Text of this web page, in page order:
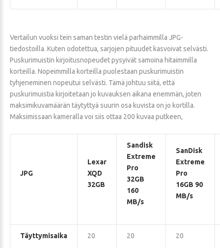
Vertailun vuoksi tein saman testin vielä parhaimmilla JPG-
tiedostoilla. Kuten odotettua, sarjojen pituudet kasvoivat selvästi.
Puskurimuistin kirjoitusnopeudet pysyivät samoina hitaimmilla
korteilla. Nopeimmilla korteilla puolestaan puskurimuistin
tyhjeneminen nopeutui selvästi. Tämä johtuu siitä, että
puskurimuistia kirjoitetaan jo kuvauksen aikana enemmän, joten
maksimikuvamäärän täytyttyä suurin osa kuvista on jo kortilla.
Maksimissaan kameralla voi siis ottaa 200 kuvaa putkeen,
JPG
Lexar
XQD
32GB
Sandisk
Extreme
Pro
32GB
160
MB/s
SanDisk
Extreme
Pro
16GB 90
MB/s
Täyttymisaika 20 20 20